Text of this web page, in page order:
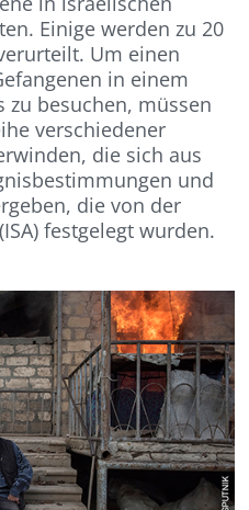
Einige werden zu 20
Um einen
in einem
zu besuchen, müssen
verschiedener
die sich aus
und
die von der
festgelegt wurden.